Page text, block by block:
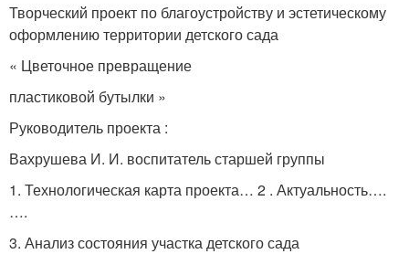
Творческий проект по благоустройству и эстетическому
оформлению территории детского сада
« Цветочное превращение
пластиковой бутылки »
Руководитель проекта :
Вахрушева И. И. воспитатель старшей группы
1. Технологическая карта проекта… 2 . Актуальность….
….
3. Анализ состояния участка детского сада